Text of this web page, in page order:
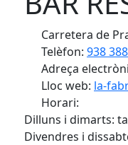
Carretera de
Telèfon: 938
Adreça
Lloc web: la-
Horari:
Dilluns i dimarts:
Divendres i